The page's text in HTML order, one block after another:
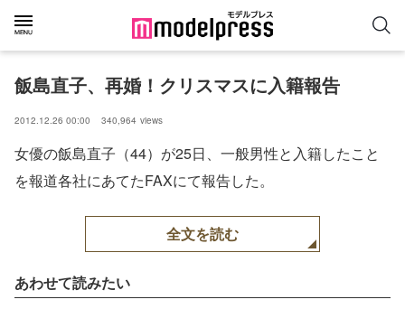
飯島直子、再婚！クリスマスに入籍報告
2012.12.26 00:00 340,964 views
女優の飯島直子（44）が25日、一般男性と入籍したこと
を報道各社にあてたFAXにて報告した。
全文を読む
あわせて読みたい